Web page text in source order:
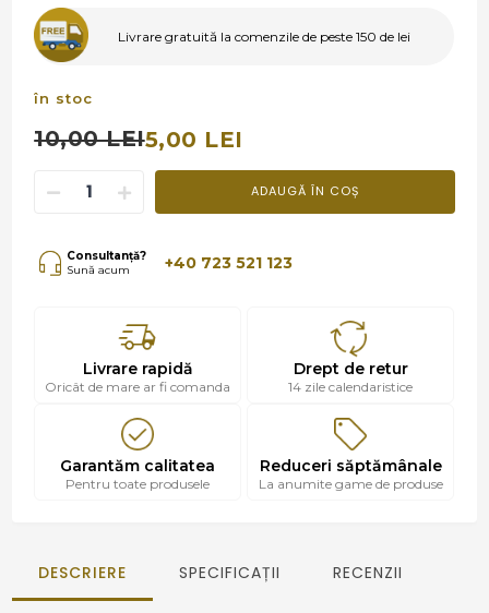
Livrare gratuită la comenzile de peste 150 de lei
în stoc
10,00 LEI5,00 LEI
ADAUGĂ ÎN COȘ
Consultanță?
Sună acum
+40 723 521 123
Livrare rapidă
Oricât de mare ar fi comanda
Drept de retur
14 zile calendaristice
Garantăm calitatea
Pentru toate produsele
Reduceri săptămânale
La anumite game de produse
DESCRIERE SPECIFICAȚII RECENZII